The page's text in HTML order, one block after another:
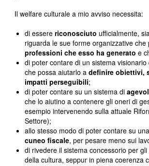
Il welfare culturale a mio avviso necessita:
di essere riconosciuto ufficialmente,
riguarda le sue forme organizzative che
professioni che esso ha generato e
di poter contare di un sistema visionario
che possa aiutarlo a definire obiettivi,
impatti perseguibili;
di poter contare su un sistema di
che lo aiutino a contenere gli oneri di
esempio intervenendo sulla attuale
Settore);
allo stesso modo di poter contare su una
cuneo fiscale, per pesare meno sui
di rivedere il sistema concessorio per
della cultura, seppur in piena coerenza